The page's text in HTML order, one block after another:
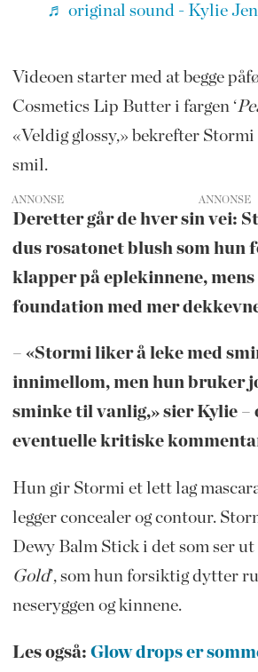
♬ original sound - Kylie
Videoen starter med at begge
Cosmetics Lip Butter i fargen ‘
«Veldig glossy,» bekrefter
smil.
ANNONSE
Deretter går de hver sin vei:
dus rosatonet blush som hun
klapper på eplekinnene, mens
foundation med mer
– «Stormi liker å leke med
innimellom, men hun bruker
sminke til vanlig,» sier Kylie –
eventuelle kritiske
Hun gir Stormi et lett lag
legger concealer og contour.
Dewy Balm Stick i det som ser ut
Gold’, som hun forsiktig dytter
neseryggen og kinnene.
Les også: Glow drops er